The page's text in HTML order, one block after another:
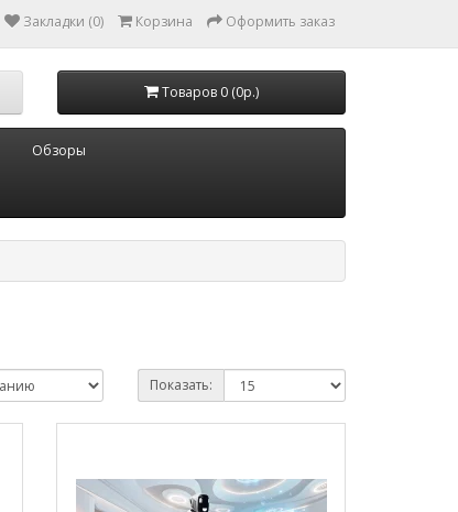
Закладки (0) Корзина Оформить заказ
Товаров 0 (0р.)
Обзоры
Показать: